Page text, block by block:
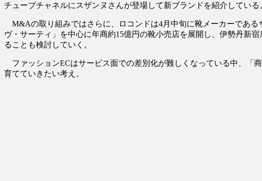
チューブチャネルにスザンヌさんが登場して新ブランドを紹介している
M&Aの取り組みではさらに、ロコンドは4月中旬に靴メーカーであ
ヴ・サーティ」を中心に年商約15億円の靴小売店を展開し、伊勢丹新
ることも検討していく。
ファッションECはサービス面での差別化が難しくなっている中、「
育てていきたい考え。